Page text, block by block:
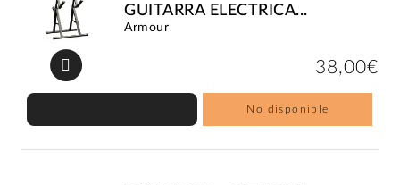
GUITARRA ELECTRICA...
Armour
38,00€
No disponible